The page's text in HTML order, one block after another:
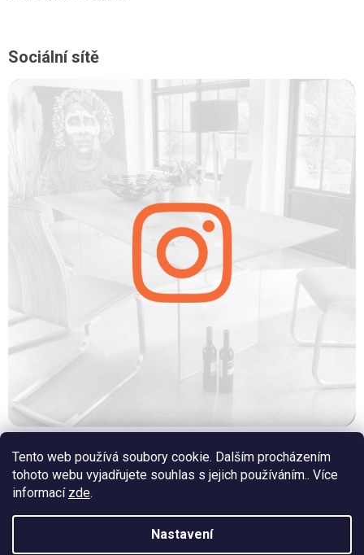
Tento web používá soubory cookie. Dalším procházením
tohoto webu vyjadřujete souhlas s jejich používáním.. Více
informací zde.
Nastavení
Sociální sítě
Facebook
Youtube
Vytvořil Shoptet